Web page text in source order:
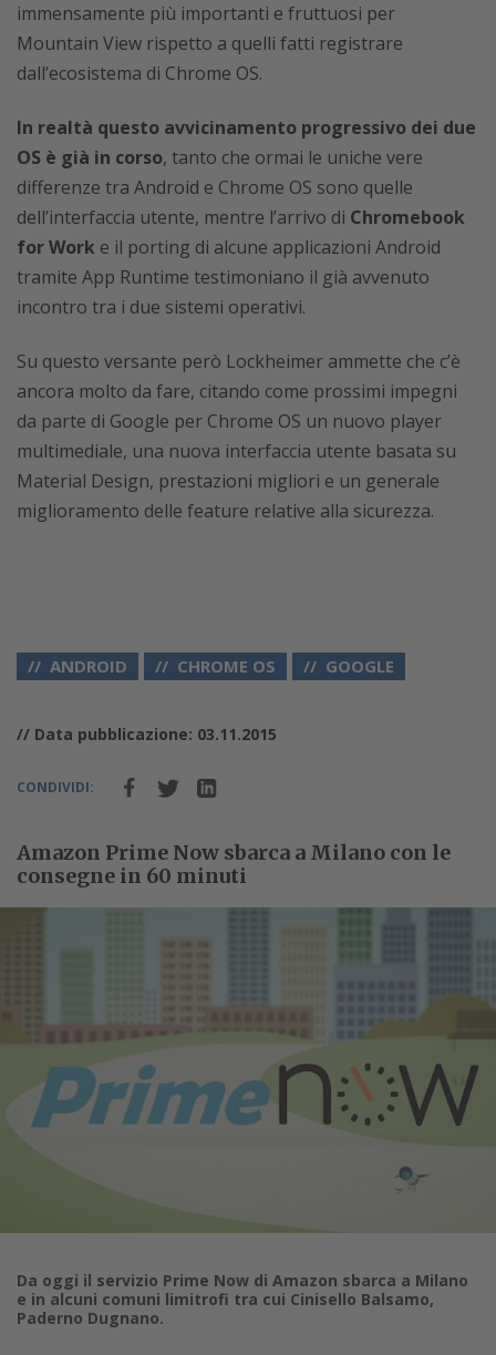
immensamente più importanti e fruttuosi per
Mountain View rispetto a quelli fatti registrare
dall’ecosistema di Chrome OS.
In realtà questo avvicinamento progressivo dei due
OS è già in corso, tanto che ormai le uniche vere
differenze tra Android e Chrome OS sono quelle
dell’interfaccia utente, mentre l’arrivo di Chromebook
for Work e il porting di alcune applicazioni Android
tramite App Runtime testimoniano il già avvenuto
incontro tra i due sistemi operativi.
Su questo versante però Lockheimer ammette che c’è
ancora molto da fare, citando come prossimi impegni
da parte di Google per Chrome OS un nuovo player
multimediale, una nuova interfaccia utente basata su
Material Design, prestazioni migliori e un generale
miglioramento delle feature relative alla sicurezza.
ANDROID CHROME OS GOOGLE
// Data pubblicazione: 03.11.2015
CONDIVIDI:
Amazon Prime Now sbarca a Milano con le
consegne in 60 minuti
Da oggi il servizio Prime Now di Amazon sbarca a Milano
e in alcuni comuni limitrofi tra cui Cinisello Balsamo,
Paderno Dugnano.